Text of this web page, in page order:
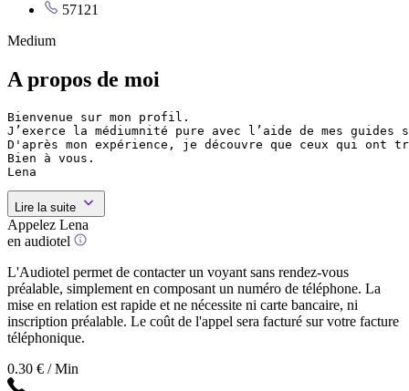
57121
Medium
A propos de moi
Bienvenue sur mon profil.
J’exerce la médiumnité pure avec l’aide de mes
D'après mon expérience, je découvre que ceux qui
Bien à vous.
Lire la suite
Appelez Lena
en audiotel
L'Audiotel permet de contacter un voyant sans rendez-vous
préalable, simplement en composant un numéro de téléphone. La
mise en relation est rapide et ne nécessite ni carte bancaire, ni
inscription préalable. Le coût de l'appel sera facturé sur votre facture
téléphonique.
0.30 € / Min